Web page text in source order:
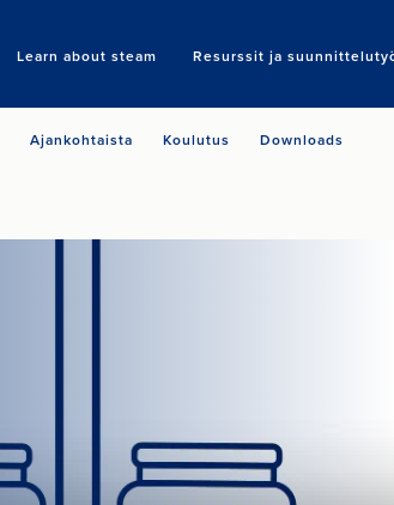
Learn about steam Resurssit ja
Search
Ajankohtaista Koulutus Downloads